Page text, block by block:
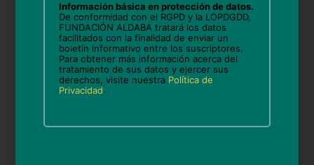
Guarda mi nombre, correo electrónico y web en
Información básica en protección de datos.
De conformidad con el RGPD y la LOPDGDD,
FUNDACIÓN ALDABA tratará los datos
facilitados con la finalidad de enviar un
boletín informativo entre los suscriptores.
Para obtener más información acerca del
tratamiento de sus datos y ejercer sus
derechos, visite nuestra Política de
Privacidad